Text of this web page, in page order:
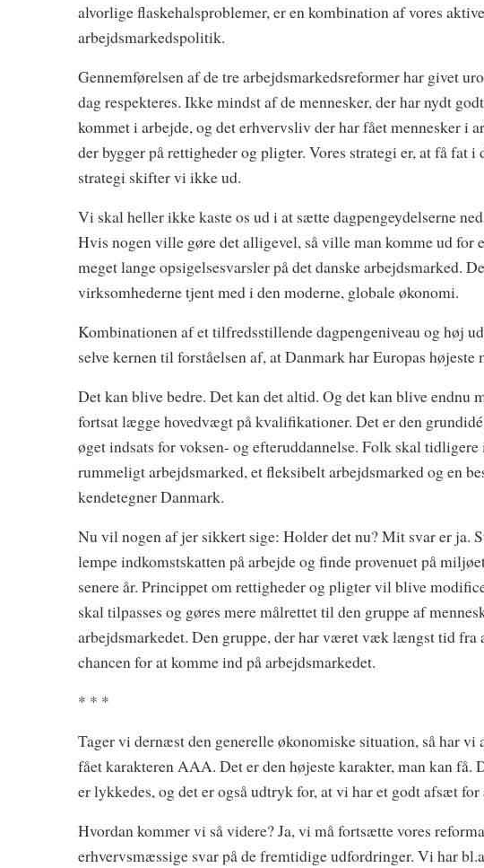
alvorlige flaskehalsproblemer, er en kombination af vores
arbejdsmarkedspolitik.
Gennemførelsen af de tre arbejdsmarkedsreformer har givet
dag respekteres. Ikke mindst af de mennesker, der har nydt
kommet i arbejde, og det erhvervsliv der har fået mennesker
der bygger på rettigheder og pligter. Vores strategi er, at få fat
strategi skifter vi ikke ud.
Vi skal heller ikke kaste os ud i at sætte dagpengeydelserne
Hvis nogen ville gøre det alligevel, så ville man komme ud for
meget lange opsigelsesvarsler på det danske arbejdsmarked.
virksomhederne tjent med i den moderne, globale økonomi.
Kombinationen af et tilfredsstillende dagpengeniveau og høj
selve kernen til forståelsen af, at Danmark har Europas
Det kan blive bedre. Det kan det altid. Og det kan blive endnu
fortsat lægge hovedvægt på kvalifikationer. Det er den
øget indsats for voksen- og efteruddannelse. Folk skal
rummeligt arbejdsmarked, et fleksibelt arbejdsmarked og en
kendetegner Danmark.
Nu vil nogen af jer sikkert sige: Holder det nu? Mit svar er ja.
lempe indkomstskatten på arbejde og finde provenuet på
senere år. Princippet om rettigheder og pligter vil blive
skal tilpasses og gøres mere målrettet til den gruppe af
arbejdsmarkedet. Den gruppe, der har været væk længst tid
chancen for at komme ind på arbejdsmarkedet.
* * *
Tager vi dernæst den generelle økonomiske situation, så har
fået karakteren AAA. Det er den højeste karakter, man kan få.
er lykkedes, og det er også udtryk for, at vi har et godt afsæt
Hvordan kommer vi så videre? Ja, vi må fortsætte vores
erhvervsmæssige svar på de fremtidige udfordringer. Vi har